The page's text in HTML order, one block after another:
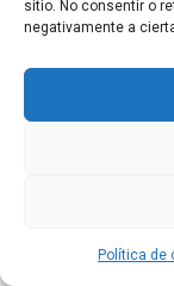
sitio. No consentir o
negativamente a
Política de